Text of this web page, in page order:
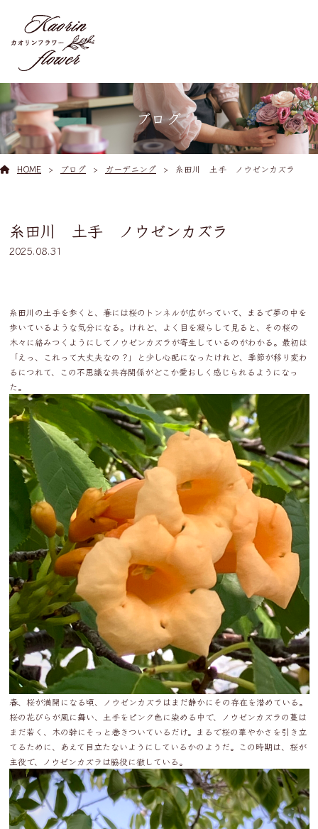
ブログ
HOME ブログ ガーデニング 糸田川 土手 ノウゼンカズラ
糸田川 土手 ノウゼンカズラ
2025.08.31
糸田川の土手を歩くと、春には桜のトンネルが広がっていて、まるで夢の中を
歩いているような気分になる。けれど、よく目を凝らして見ると、その桜の
木々に絡みつくようにしてノウゼンカズラが寄生しているのがわかる。最初は
「えっ、これって大丈夫なの？」と少し心配になったけれど、季節が移り変わ
るにつれて、この不思議な共存関係がどこか愛おしく感じられるようになっ
た。
春、桜が満開になる頃、ノウゼンカズラはまだ静かにその存在を潜めている。
桜の花びらが風に舞い、土手をピンク色に染める中で、ノウゼンカズラの蔓は
まだ若く、木の幹にそっと巻きついているだけ。まるで桜の華やかさを引き立
てるために、あえて目立たないようにしているかのようだ。この時期は、桜が
主役で、ノウゼンカズラは脇役に徹している。